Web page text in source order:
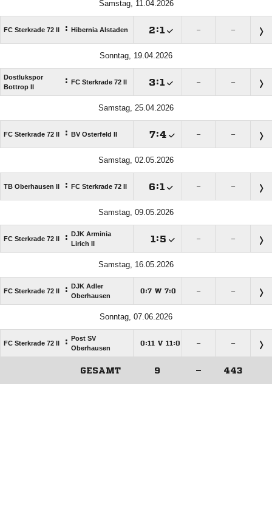
Samstag, 11.04.2026
FC Sterkrade 72 II : Hibernia Alstaden : – –
Sonntag, 19.04.2026
Dostlukspor
Bottrop II
: FC Sterkrade 72 II : – –
Samstag, 25.04.2026
FC Sterkrade 72 II : BV Osterfeld II : – –
Samstag, 02.05.2026
TB Oberhausen II : FC Sterkrade 72 II : – –
Samstag, 09.05.2026
FC Sterkrade 72 II :
DJK Arminia
Lirich II
: – –
Samstag, 16.05.2026
FC Sterkrade 72 II :
DJK Adler
Oberhausen
: W: – –
Sonntag, 07.06.2026
FC Sterkrade 72 II :
Post SV
Oberhausen
: V: – –
GESAMT 9 – 443